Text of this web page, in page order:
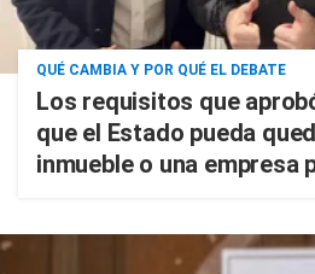
QUÉ CAMBIA Y POR QUÉ EL DEBATE
Los requisitos que
que el Estado pueda
inmueble o una empresa